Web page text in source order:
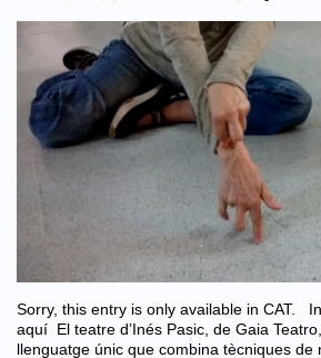
Sorry, this entry is only available in CAT.
aquí El teatre d’Inés Pasic, de Gaia
llenguatge únic que combina tècniques de